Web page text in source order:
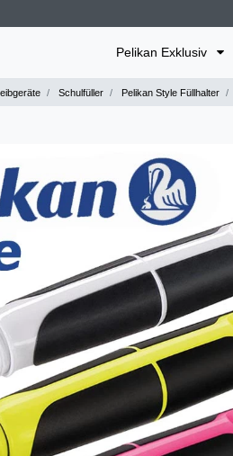
Pelikan Exklusiv
Schulfüller Pelikan Style Füllhalter